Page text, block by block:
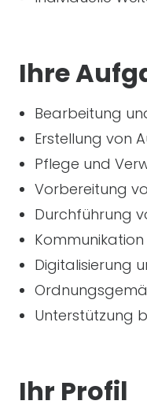
Ihre
Bearbeitung
Erstellung von
Pflege und
Vorbereitung
Durchführung
Digitalisierung
Unterstützung
Ihr Profil